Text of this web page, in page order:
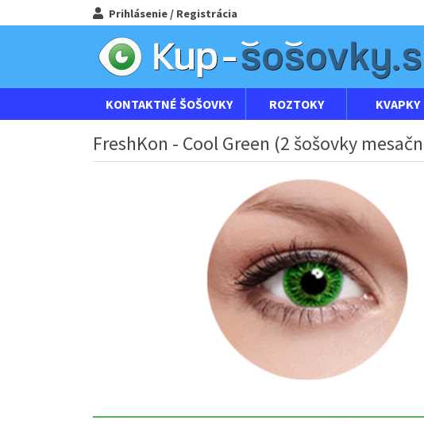
Prihlásenie / Registrácia
KONTAKTNÉ ŠOŠOVKY ROZTOKY KVAPKY
FreshKon - Cool Green (2 šošovky